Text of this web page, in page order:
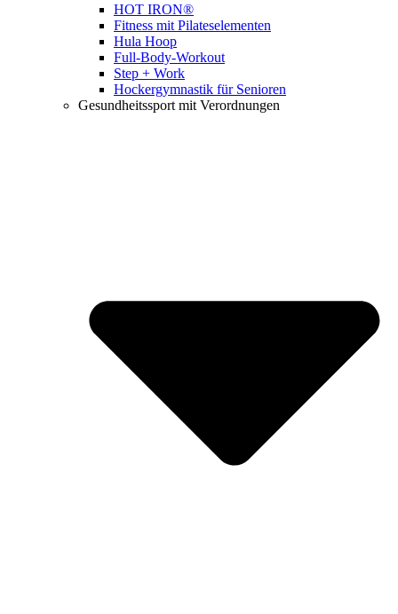
HOT IRON®
Fitness mit Pilateselementen
Hula Hoop
Full-Body-Workout
Step + Work
Hockergymnastik für Senioren
Gesundheitssport mit Verordnungen